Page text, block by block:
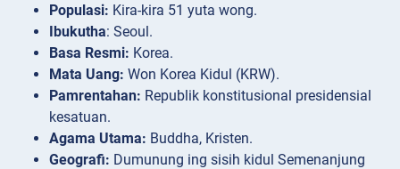
Populasi: Kira-kira 51 yuta wong.
Ibukutha: Seoul.
Basa Resmi: Korea.
Mata Uang: Won Korea Kidul (KRW).
Pamrentahan: Republik konstitusional presidensial
kesatuan.
Agama Utama: Buddha, Kristen.
Geografi: Dumunung ing sisih kidul Semenanjung